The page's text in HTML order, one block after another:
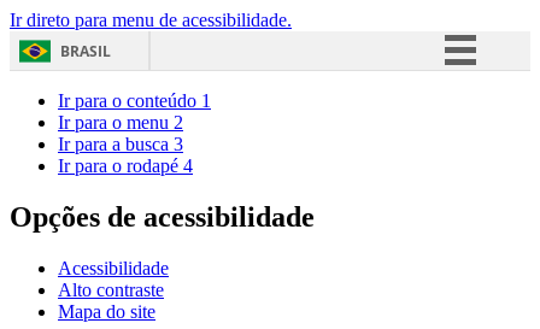
Ir direto para menu de acessibilidade.
BRASIL
Acesso à informação
Ir para o conteúdo 1
Ir para o menu 2
Ir para a busca 3
Ir para o rodapé 4
Opções de acessibilidade
Acessibilidade
Alto contraste
Mapa do site